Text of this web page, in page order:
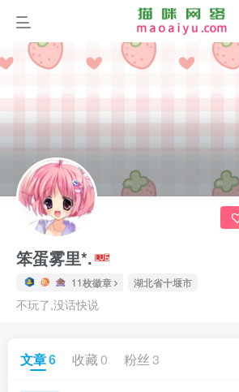
笨蛋雾里*.
11枚徽章 湖北省十堰市
不玩了,没话快说
文章6 收藏 0 粉丝 3